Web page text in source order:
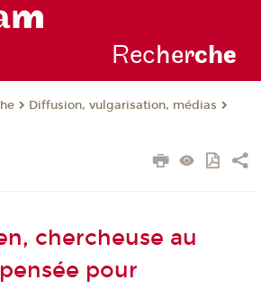
Recherche
Diffusion, vulgarisation, médias
chercheuse au
pour